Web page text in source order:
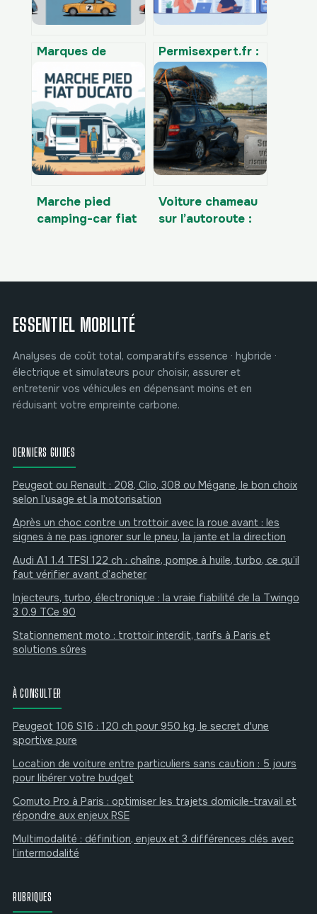
Marques de
complète,
histoires et
modèles
marquants
Permisexpert.fr :
comprendre,
évaluer et
optimiser ce
service pour le
permis
Marche pied
camping-car fiat
Voiture chameau
sur l’autoroute :
immobilisation
ESSENTIEL MOBILITÉ
Analyses de coût total, comparatifs essence · hybride ·
électrique et simulateurs pour choisir, assurer et
entretenir vos véhicules en dépensant moins et en
réduisant votre empreinte carbone.
DERNIERS GUIDES
Peugeot ou Renault : 208, Clio, 308 ou Mégane, le bon choix
selon l’usage et la motorisation
Après un choc contre un trottoir avec la roue avant : les
signes à ne pas ignorer sur le pneu, la jante et la direction
Audi A1 1.4 TFSI 122 ch : chaîne, pompe à huile, turbo, ce qu’il
faut vérifier avant d’acheter
Injecteurs, turbo, électronique : la vraie fiabilité de la Twingo
3 0.9 TCe 90
Stationnement moto : trottoir interdit, tarifs à Paris et
solutions sûres
À CONSULTER
Peugeot 106 S16 : 120 ch pour 950 kg, le secret d'une
sportive pure
Location de voiture entre particuliers sans caution : 5 jours
pour libérer votre budget
Comuto Pro à Paris : optimiser les trajets domicile-travail et
répondre aux enjeux RSE
Multimodalité : définition, enjeux et 3 différences clés avec
l’intermodalité
RUBRIQUES